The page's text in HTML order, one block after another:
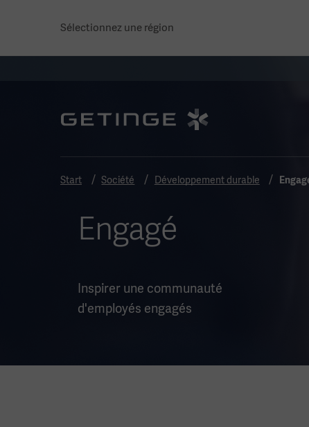
Sélectionnez une région
Start Société Développement durable
Engagé
Inspirer une communauté
d'employés engagés